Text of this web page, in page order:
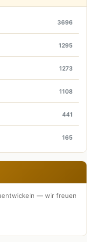
3696
1295
1273
1108
441
165
— wir freuen